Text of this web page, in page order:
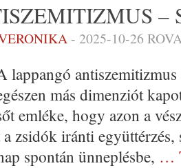
–
- 2025-10-26
lappangó
más dimenziót
emléke, hogy azon a
zsidók iránti
spontán ünneplésbe, …